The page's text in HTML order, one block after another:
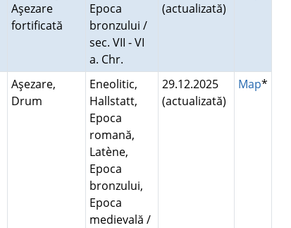
Aşezare
fortificată
Epoca
bronzului /
sec. VII - VI
a. Chr.
(actualizată)
Aşezare,
Drum
Eneolitic,
Hallstatt,
Epoca
romană,
Latène,
Epoca
bronzului,
Epoca
medievală /
29.12.2025
(actualizată)
Map*